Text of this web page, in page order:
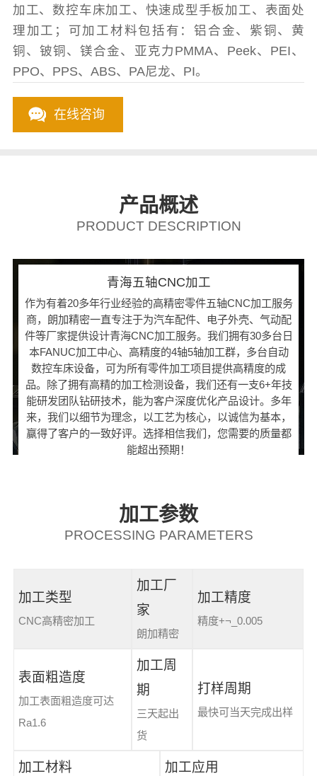
加工、数控车床加工、快速成型手板加工、表面处
理加工；可加工材料包括有：铝合金、紫铜、黄
铜、铍铜、镁合金、亚克力PMMA、Peek、PEI、
PPO、PPS、ABS、PA尼龙、PI。
在线咨询
产品概述
PRODUCT DESCRIPTION
青海五轴CNC加工
作为有着20多年行业经验的高精密零件五轴CNC加工服务
商，朗加精密一直专注于为汽车配件、电子外壳、气动配
件等厂家提供设计青海CNC加工服务。我们拥有30多台日
本FANUC加工中心、高精度的4轴5轴加工群，多台自动
数控车床设备，可为所有零件加工项目提供高精度的成
品。除了拥有高精的加工检测设备，我们还有一支6+年技
能研发团队钻研技术，能为客户深度优化产品设计。多年
来，我们以细节为理念，以工艺为核心，以诚信为基本，
赢得了客户的一致好评。选择相信我们，您需要的质量都
能超出预期！
加工参数
PROCESSING PARAMETERS
加工类型
CNC高精密加工
加工厂
家
朗加精密
加工精度
精度+¬_0.005
表面粗造度
加工表面粗造度可达
Ra1.6
加工周
期
三天起出
货
打样周期
最快可当天完成出样
加工材料 加工应用